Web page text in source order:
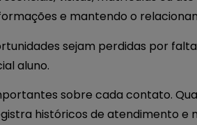
e mantendo o
sejam perdidas por
aluno.
sobre cada contato.
históricos de atendimento e